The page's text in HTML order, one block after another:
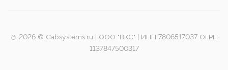
⛄️ 2026 © Cabsystems.ru | ООО "ВКС" | ИНН 7806517037 ОГРН
1137847500317